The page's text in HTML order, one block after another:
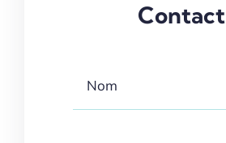
Contact